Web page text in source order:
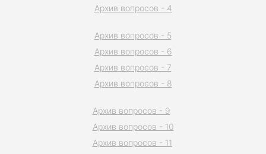
Архив вопросов - 4
Архив вопросов - 5
Архив вопросов - 6
Архив вопросов - 7
Архив вопросов - 8
Архив вопросов - 9
Архив вопросов - 10
Архив вопросов - 11